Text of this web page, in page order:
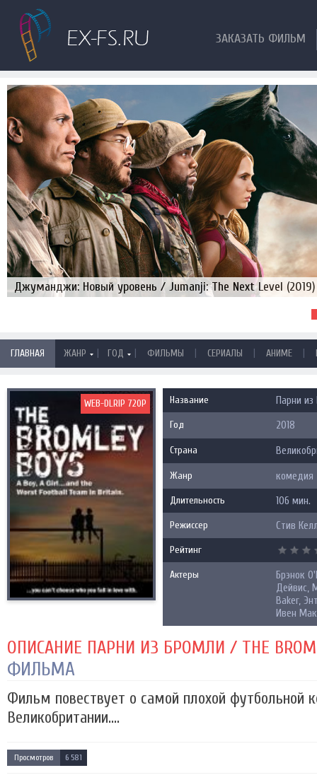
ЗАКАЗАТЬ ФИЛЬМ
Джуманджи: Новый уровень / Jumanji: The Next Level (2019)
ГЛАВНАЯ ЖАНР | ГОД | ФИЛЬМЫ | СЕРИАЛЫ | АНИМЕ |
WEB-DLRIP 720P Название Парни
Год 2018
Страна
Жанр комедия
Длительность 106 мин.
Режиссер Стив
Рейтинг
Актеры
Брэнок
Дейвис,
Baker,
Ивен
ОПИСАНИЕ ПАРНИ ИЗ БРОМЛИ / THE
ФИЛЬМА
Фильм повествует о самой плохой футбольной
Великобритании....
Просмотров 6 581